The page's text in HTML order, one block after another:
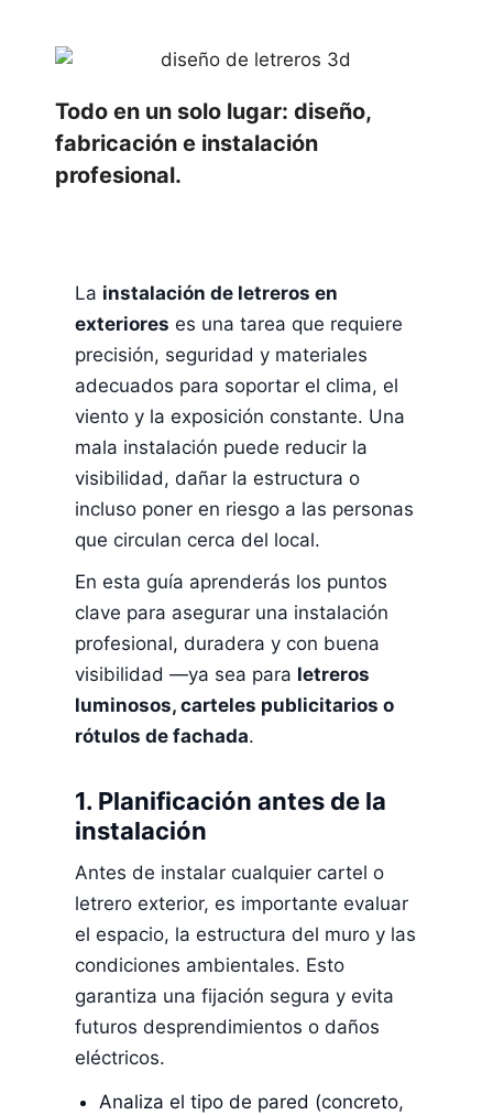
Todo en un solo lugar: diseño,
fabricación e instalación
profesional.
La instalación de letreros en
exteriores es una tarea que requiere
precisión, seguridad y materiales
adecuados para soportar el clima, el
viento y la exposición constante. Una
mala instalación puede reducir la
visibilidad, dañar la estructura o
incluso poner en riesgo a las personas
que circulan cerca del local.
En esta guía aprenderás los puntos
clave para asegurar una instalación
profesional, duradera y con buena
visibilidad —ya sea para letreros
luminosos, carteles publicitarios o
rótulos de fachada.
1. Planificación antes de la
instalación
Antes de instalar cualquier cartel o
letrero exterior, es importante evaluar
el espacio, la estructura del muro y las
condiciones ambientales. Esto
garantiza una fijación segura y evita
futuros desprendimientos o daños
eléctricos.
Analiza el tipo de pared (concreto,